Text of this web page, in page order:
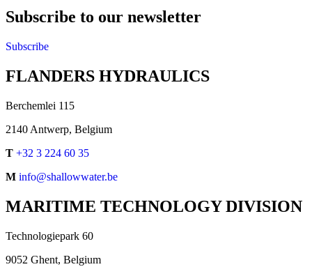
Subscribe to our newsletter
Subscribe
FLANDERS HYDRAULICS
Berchemlei 115
2140 Antwerp, Belgium
T +32 3 224 60 35
M info@shallowwater.be
MARITIME TECHNOLOGY DIVISION
Technologiepark 60
9052 Ghent, Belgium